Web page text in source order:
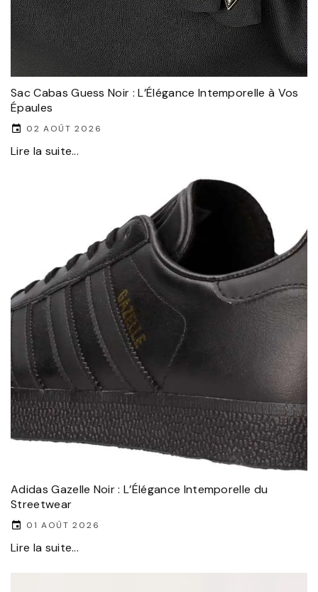
Sac Cabas Guess Noir : L’Élégance Intemporelle à Vos
Épaules
02 AOÛT 2026
Lire la suite...
Adidas Gazelle Noir : L’Élégance Intemporelle du
Streetwear
01 AOÛT 2026
Lire la suite...